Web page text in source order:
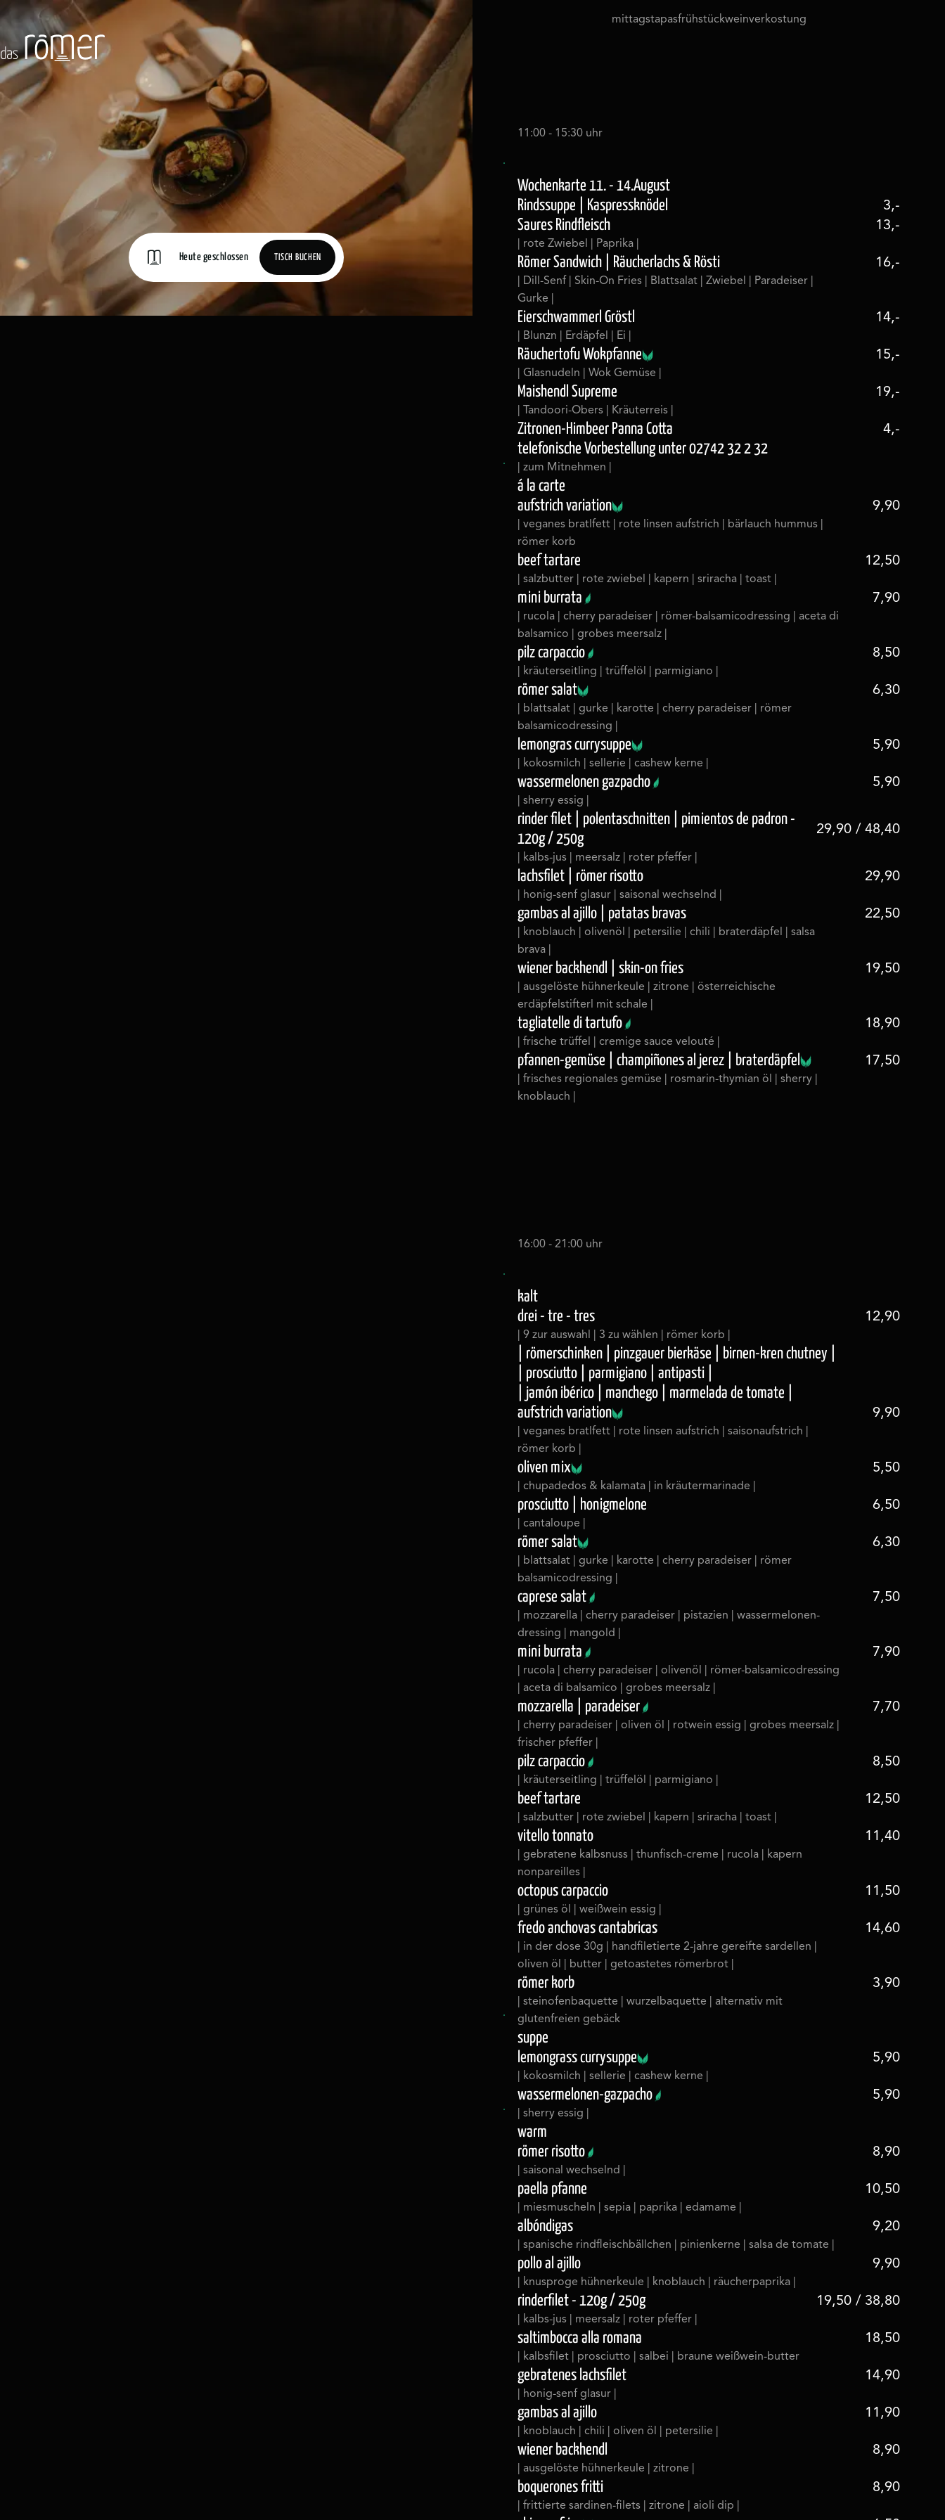
Heute geschlossen
TISCH BUCHEN
TISCH BUCHEN
mittagstapasfrühstückweinverkostung
11:00 - 15:30 uhr
Wochenkarte 11. - 14.August
Rindssuppe | Kaspressknödel
3,-
Saures Rindfleisch 13,-
| rote Zwiebel | Paprika |
Römer Sandwich | Räucherlachs & Rösti 16,-
| Dill-Senf | Skin-On Fries | Blattsalat | Zwiebel | Paradeiser |
Gurke |
Eierschwammerl Gröstl 14,-
| Blunzn | Erdäpfel | Ei |
Räuchertofu Wokpfanne 15,-
| Glasnudeln | Wok Gemüse |
Maishendl Supreme 19,-
| Tandoori-Obers | Kräuterreis |
Zitronen-Himbeer Panna Cotta 4,-
telefonische Vorbestellung unter 02742 32 2 32
| zum Mitnehmen |
á la carte
aufstrich variation
9,90
| veganes bratlfett | rote linsen aufstrich | bärlauch hummus |
römer korb
beef tartare 12,50
| salzbutter | rote zwiebel | kapern | sriracha | toast |
mini burrata 7,90
| rucola | cherry paradeiser | römer-balsamicodressing | aceta di
balsamico | grobes meersalz |
pilz carpaccio 8,50
| kräuterseitling | trüffelöl | parmigiano |
römer salat 6,30
| blattsalat | gurke | karotte | cherry paradeiser | römer
balsamicodressing |
lemongras currysuppe 5,90
| kokosmilch | sellerie | cashew kerne |
wassermelonen gazpacho 5,90
| sherry essig |
rinder filet | polentaschnitten | pimientos de padron -
120g / 250g
29,90 / 48,40
| kalbs-jus | meersalz | roter pfeffer |
lachsfilet | römer risotto 29,90
| honig-senf glasur | saisonal wechselnd |
gambas al ajillo | patatas bravas 22,50
| knoblauch | olivenöl | petersilie | chili | braterdäpfel | salsa
brava |
wiener backhendl | skin-on fries 19,50
| ausgelöste hühnerkeule | zitrone | österreichische
erdäpfelstifterl mit schale |
tagliatelle di tartufo 18,90
| frische trüffel | cremige sauce velouté |
pfannen-gemüse | champiñones al jerez | braterdäpfel 17,50
| frisches regionales gemüse | rosmarin-thymian öl | sherry |
knoblauch |
16:00 - 21:00 uhr
kalt
drei - tre - tres
12,90
| 9 zur auswahl | 3 zu wählen | römer korb |
| römerschinken | pinzgauer bierkäse | birnen-kren chutney |
| prosciutto | parmigiano | antipasti |
| jamón ibérico | manchego | marmelada de tomate |
aufstrich variation
9,90
| veganes bratlfett | rote linsen aufstrich | saisonaufstrich |
römer korb |
oliven mix 5,50
| chupadedos & kalamata | in kräutermarinade |
prosciutto | honigmelone 6,50
| cantaloupe |
römer salat 6,30
| blattsalat | gurke | karotte | cherry paradeiser | römer
balsamicodressing |
caprese salat 7,50
| mozzarella | cherry paradeiser | pistazien | wassermelonen-
dressing | mangold |
mini burrata 7,90
| rucola | cherry paradeiser | olivenöl | römer-balsamicodressing
| aceta di balsamico | grobes meersalz |
mozzarella | paradeiser 7,70
| cherry paradeiser | oliven öl | rotwein essig | grobes meersalz |
frischer pfeffer |
pilz carpaccio 8,50
| kräuterseitling | trüffelöl | parmigiano |
beef tartare 12,50
| salzbutter | rote zwiebel | kapern | sriracha | toast |
vitello tonnato 11,40
| gebratene kalbsnuss | thunfisch-creme | rucola | kapern
nonpareilles |
octopus carpaccio 11,50
| grünes öl | weißwein essig |
fredo anchovas cantabricas 14,60
| in der dose 30g | handfiletierte 2-jahre gereifte sardellen |
oliven öl | butter | getoastetes römerbrot |
römer korb 3,90
| steinofenbaquette | wurzelbaquette | alternativ mit
glutenfreien gebäck
suppe
lemongrass currysuppe
5,90
| kokosmilch | sellerie | cashew kerne |
wassermelonen-gazpacho 5,90
| sherry essig |
warm
römer risotto
8,90
| saisonal wechselnd |
paella pfanne 10,50
| miesmuscheln | sepia | paprika | edamame |
albóndigas 9,20
| spanische rindfleischbällchen | pinienkerne | salsa de tomate |
pollo al ajillo 9,90
| knusproge hühnerkeule | knoblauch | räucherpaprika |
rinderfilet - 120g / 250g 19,50 / 38,80
| kalbs-jus | meersalz | roter pfeffer |
saltimbocca alla romana 18,50
| kalbsfilet | prosciutto | salbei | braune weißwein-butter
gebratenes lachsfilet 14,90
| honig-senf glasur |
gambas al ajillo 11,90
| knoblauch | chili | oliven öl | petersilie |
wiener backhendl 8,90
| ausgelöste hühnerkeule | zitrone |
boquerones fritti 8,90
| frittierte sardinen-filets | zitrone | aioli dip |